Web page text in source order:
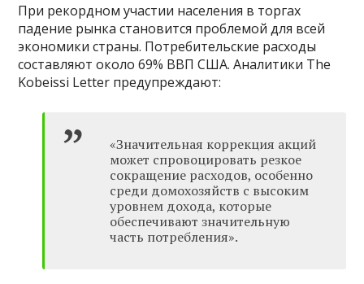
При рекордном участии населения в торгах
падение рынка становится проблемой для всей
экономики страны. Потребительские расходы
составляют около 69% ВВП США. Аналитики The
Kobeissi Letter предупреждают:
«Значительная коррекция акций
может спровоцировать резкое
сокращение расходов, особенно
среди домохозяйств с высоким
уровнем дохода, которые
обеспечивают значительную
часть потребления».